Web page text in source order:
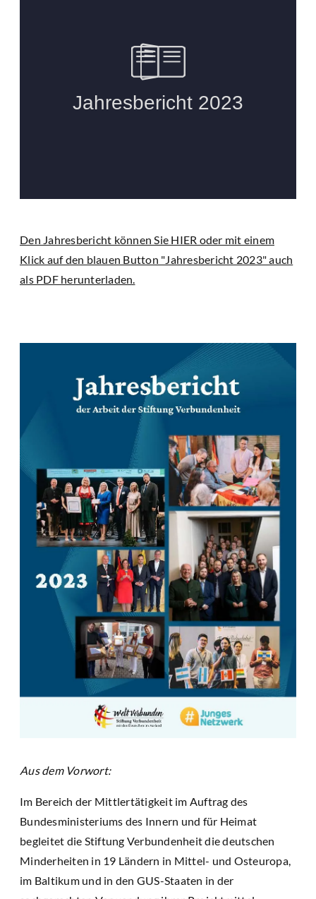
Den Jahresbericht können Sie HIER oder mit einem
Klick auf den blauen Button "Jahresbericht 2023" auch
als PDF herunterladen.
Aus dem Vorwort:
Im Bereich der Mittlertätigkeit im Auftrag des
Bundesministeriums des Innern und für Heimat
begleitet die Stiftung Verbundenheit die deutschen
Minderheiten in 19 Ländern in Mittel- und Osteuropa,
im Baltikum und in den GUS-Staaten in der